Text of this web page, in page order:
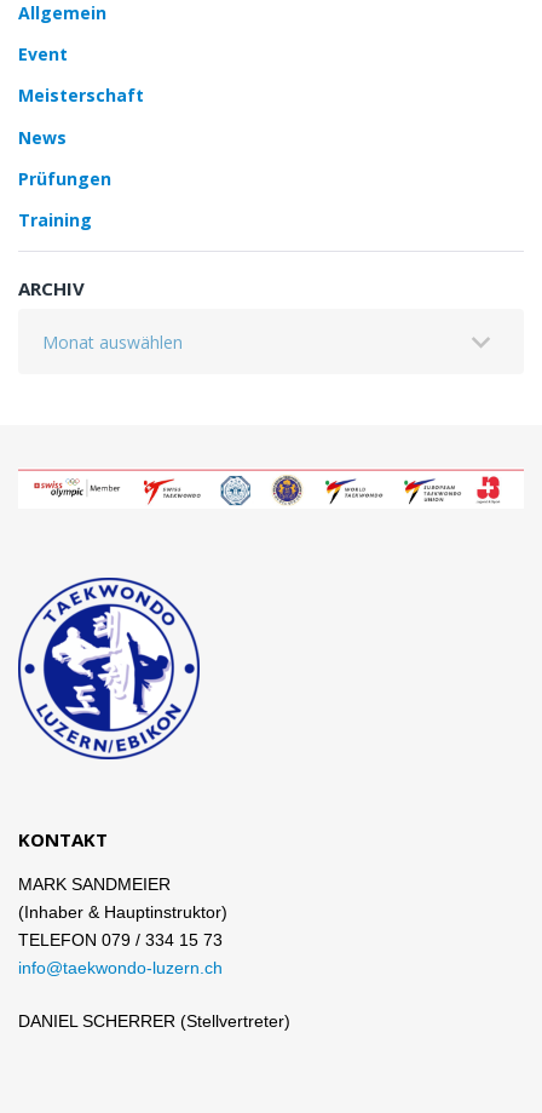
Allgemein
Event
Meisterschaft
News
Prüfungen
Training
ARCHIV
KONTAKT
MARK SANDMEIER
(Inhaber & Hauptinstruktor)
TELEFON 079 / 334 15 73
info@taekwondo-luzern.ch
DANIEL SCHERRER (Stellvertreter)